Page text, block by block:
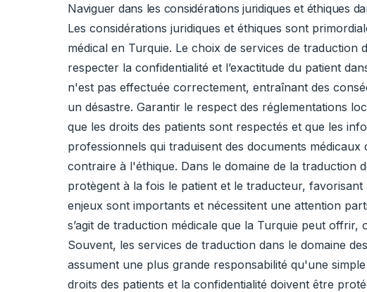
Naviguer dans les considérations juridiques et éthiques
Les considérations juridiques et éthiques sont
médical en Turquie. Le choix de services de traduction
respecter la confidentialité et l’exactitude du patient
n'est pas effectuée correctement, entraînant des
un désastre. Garantir le respect des réglementations
que les droits des patients sont respectés et que les
professionnels qui traduisent des documents
contraire à l'éthique. Dans le domaine de la traduction
protègent à la fois le patient et le traducteur,
enjeux sont importants et nécessitent une attention
s’agit de traduction médicale que la Turquie peut
Souvent, les services de traduction dans le domaine
assument une plus grande responsabilité qu'une
droits des patients et la confidentialité doivent être